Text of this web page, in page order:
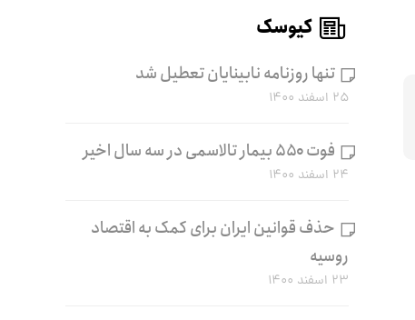
کیوسک
تنها روزنامه نابینایان تعطیل شد
۲۵ اسفند ۱۴۰۰
فوت ۵۵۰ بیمار تالاسمی در سه سال اخیر
۲۴ اسفند ۱۴۰۰
حذف قوانین ایران برای کمک به اقتصاد
روسیه
۲۳ اسفند ۱۴۰۰